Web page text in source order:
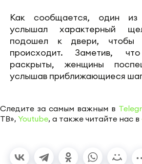
Как сообщается, один
услышал характерный
подошел к двери, чтобы
происходит. Заметив,
раскрыты, женщины
услышав приближающиеся
Следите за самым важным в
ТВ», Youtube, а также читайте нас в